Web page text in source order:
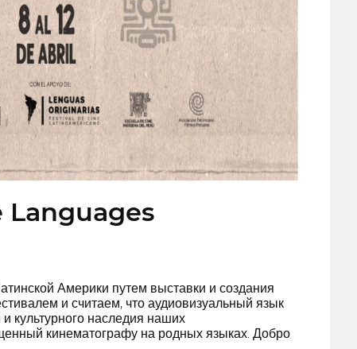
Америки путем выставки и создания
и считаем, что аудиовизуальный язык
культурного наследия наших
кинематографу на родных языках. Добро